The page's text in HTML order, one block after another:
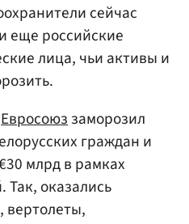
сейчас
еще российские
лица, чьи активы и
Евросоюззаморозил
граждан и
млрд в рамках
Так, оказались